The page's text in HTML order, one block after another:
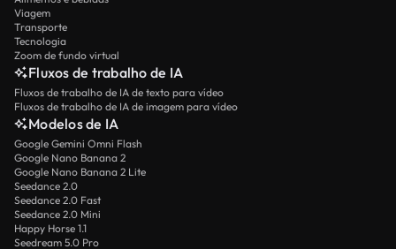
Viagem
Transporte
Tecnologia
Zoom de fundo virtual
Fluxos de trabalho de IA
Fluxos de trabalho de IA de texto para vídeo
Fluxos de trabalho de IA de imagem para vídeo
Modelos de IA
Google Gemini Omni Flash
Google Nano Banana 2
Google Nano Banana 2 Lite
Seedance 2.0
Seedance 2.0 Fast
Seedance 2.0 Mini
Happy Horse 1.1
Seedream 5.0 Pro